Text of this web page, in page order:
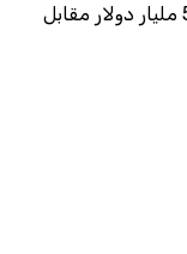
السد مشروع إسرائيلي قبضت اثيوبيا 5 مليار دولار مقابل